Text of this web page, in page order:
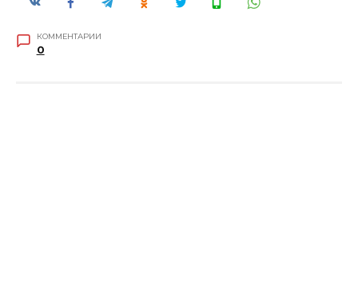
КОММЕНТАРИИ
0